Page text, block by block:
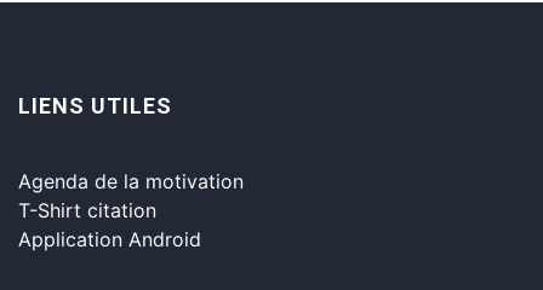
LIENS UTILES
Agenda de la motivation
T-Shirt citation
Application Android